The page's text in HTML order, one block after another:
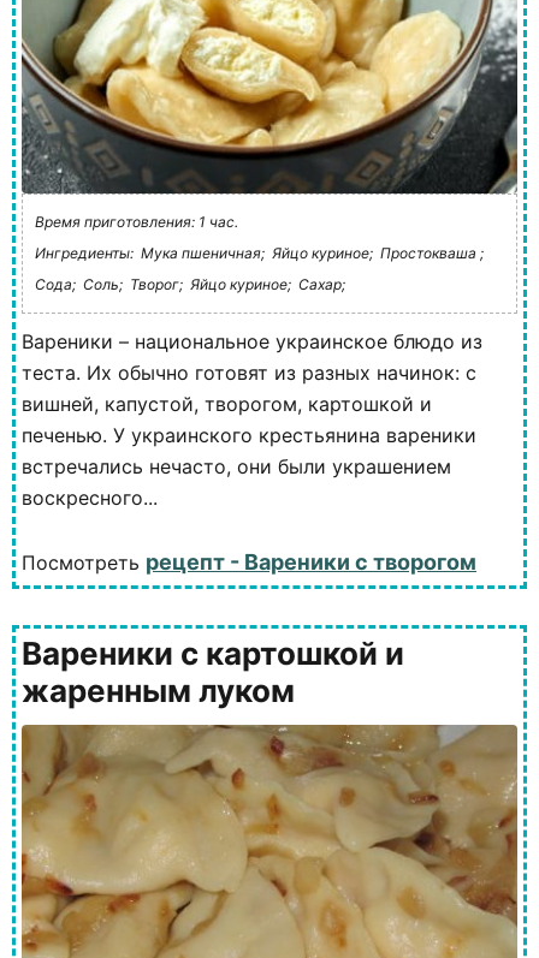
Время приготовления: 1 час.
Ингредиенты: Мука пшеничная; Яйцо куриное; Простокваша ;
Сода; Соль; Творог; Яйцо куриное; Сахар;
Вареники – национальное украинское блюдо из
теста. Их обычно готовят из разных начинок: с
вишней, капустой, творогом, картошкой и
печенью. У украинского крестьянина вареники
встречались нечасто, они были украшением
воскресного...
Посмотреть рецепт - Вареники с творогом
Вареники с картошкой и
жаренным луком